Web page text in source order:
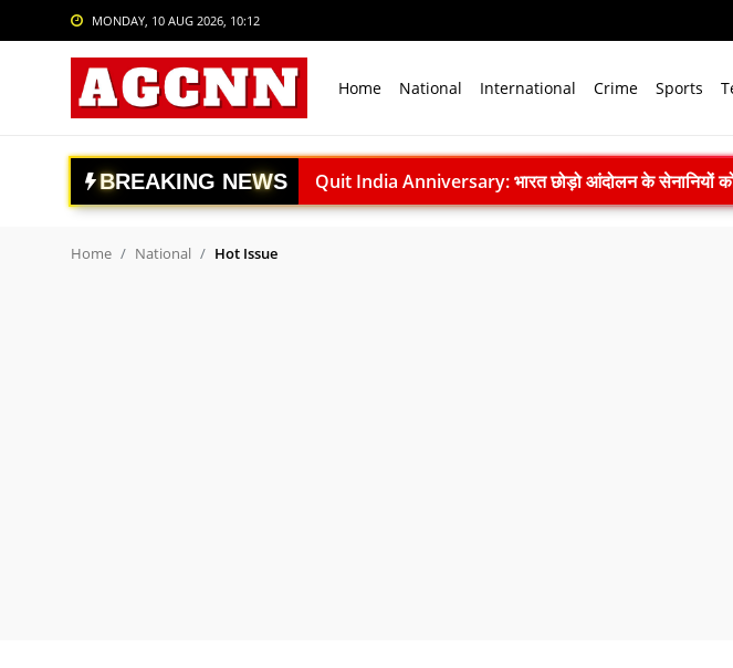
MONDAY, 10 AUG 2026, 10:12
Home National International Crime Sports
Login Register
National
International
BREAKING NEWS
Lucknow Constable Suicide Case: गोमतीनगर थाने की
Har Ghar Tiranga: PM मोदी की देशवासियों से खास अपील,
Home National Hot Issue